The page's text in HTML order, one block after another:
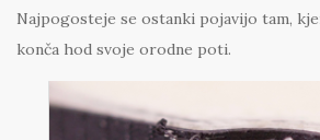
Najpogosteje se ostanki pojavijo tam,
konča hod svoje orodne poti.